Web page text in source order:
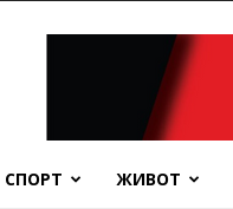
СПОРТ ЖИВОТ